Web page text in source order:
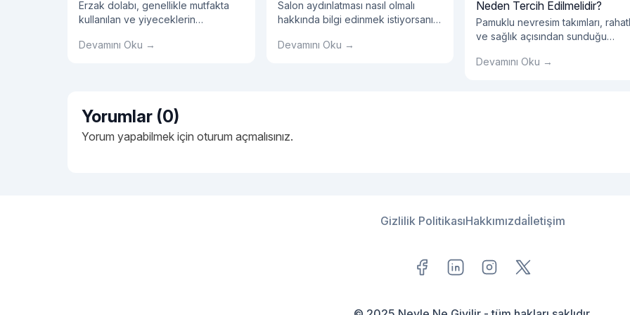
Erzak dolabı, genellikle mutfakta
kullanılan ve yiyeceklerin
dolaptır.
Devamını Oku →
Salon aydınlatması nasıl olmalı
hakkında bilgi edinmek istiyorsanız
Devamını Oku →
Neden Tercih Edilmelidir?
Pamuklu nevresim takımları,
ve sağlık açısından sunduğu
seçenektir.
Devamını Oku →
Yorumlar (0)
Yorum yapabilmek için oturum açmalısınız.
Gizlilik PolitikasıHakkımızdaİletişim